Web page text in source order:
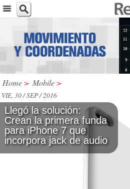
Home > Mobile >
VIE, 30 / SEP / 2016
Llegó la solución:
Crean la primera funda
para iPhone 7 que
incorpora jack de audio